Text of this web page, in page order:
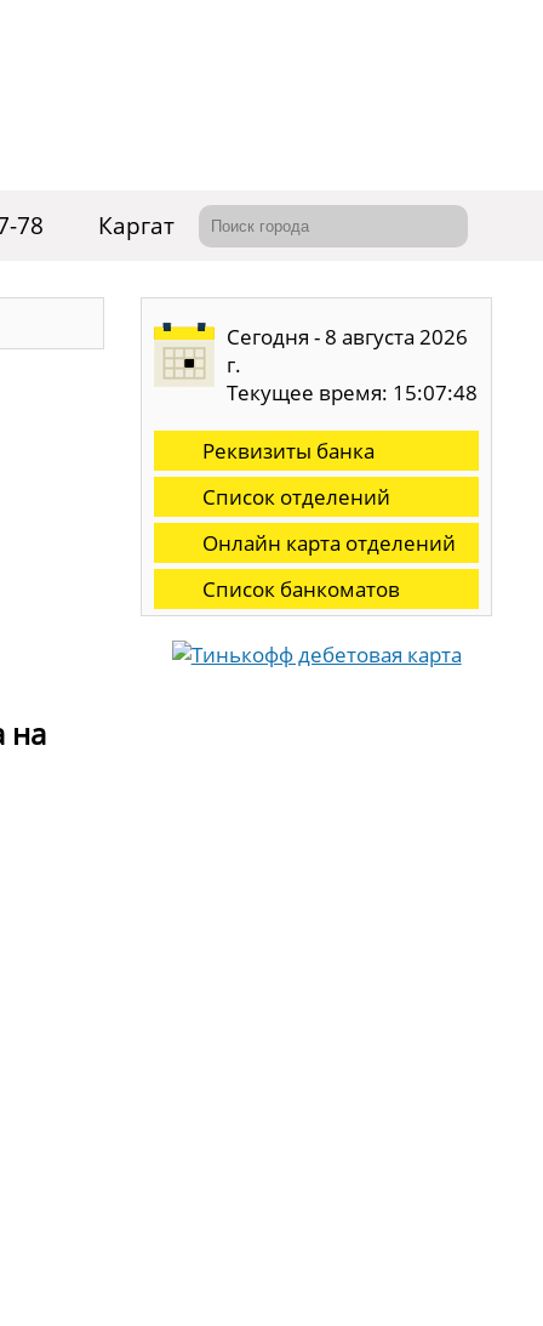
78 Каргат
на
Сегодня - 8 августа 2026
г.
Текущее время: 15:07:49
Реквизиты банка
Список отделений
Онлайн карта отделений
Список банкоматов